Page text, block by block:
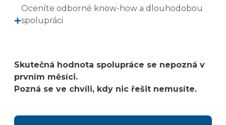
Oceníte odborné know-how a dlouhodobou
spolupráci
Skutečná hodnota spolupráce se nepozná v
prvním měsíci.
Pozná se ve chvíli, kdy nic řešit nemusíte.